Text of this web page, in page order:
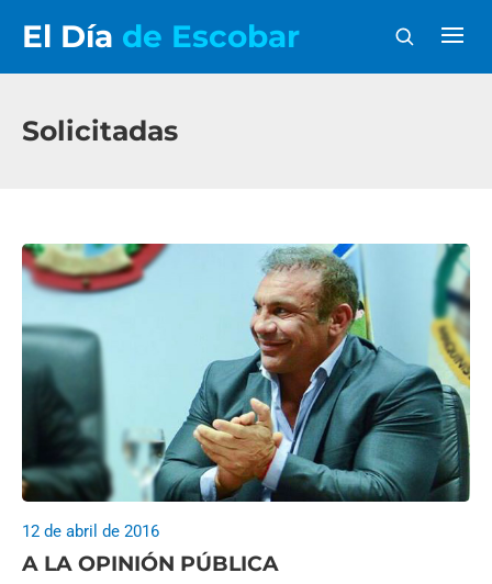
El Día de Escobar
Solicitadas
A LA OPINIÓN PÚBLICA
12 de abril de 2016